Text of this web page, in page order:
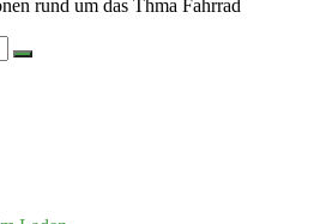
rund um das Thma Fahrrad